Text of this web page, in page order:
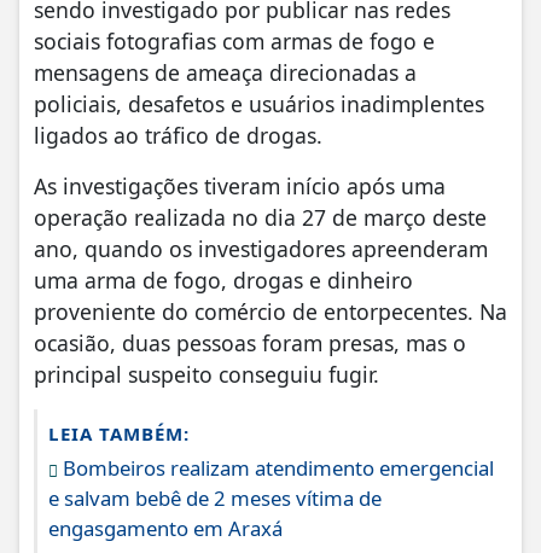
sendo investigado por publicar nas redes
sociais fotografias com armas de fogo e
mensagens de ameaça direcionadas a
policiais, desafetos e usuários inadimplentes
ligados ao tráfico de drogas.
As investigações tiveram início após uma
operação realizada no dia 27 de março deste
ano, quando os investigadores apreenderam
uma arma de fogo, drogas e dinheiro
proveniente do comércio de entorpecentes. Na
ocasião, duas pessoas foram presas, mas o
principal suspeito conseguiu fugir.
LEIA TAMBÉM:
Bombeiros realizam atendimento emergencial
e salvam bebê de 2 meses vítima de
engasgamento em Araxá